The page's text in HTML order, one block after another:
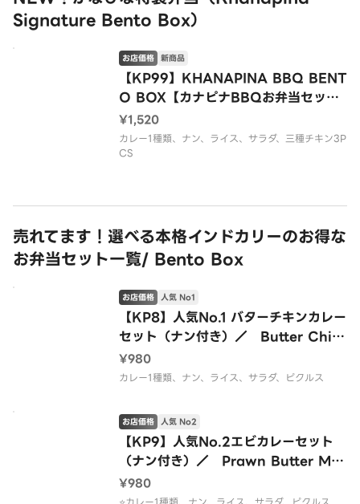
Signature Bento Box）
【KP99】KHANAPINA BBQ BENT
O BOX【カナピナBBQお弁当セッ
ト】
お店価格 新商品
¥1,520
カレー1種類、ナン、ライス、サラダ、三種チキン3P
CS
売れてます！選べる本格インドカリーのお得な
お弁当セット一覧/ Bento Box
【KP8】人気No.1 バターチキンカレー
セット（ナン付き）／ Butter Chick
en Bento Box
お店価格 人気 No1
¥980
カレー1種類、ナン、ライス、サラダ、ピクルス
【KP9】人気No.2エビカレーセット
（ナン付き）／ Prawn Butter Mas
ala Bento Box
お店価格 人気 No2
¥980